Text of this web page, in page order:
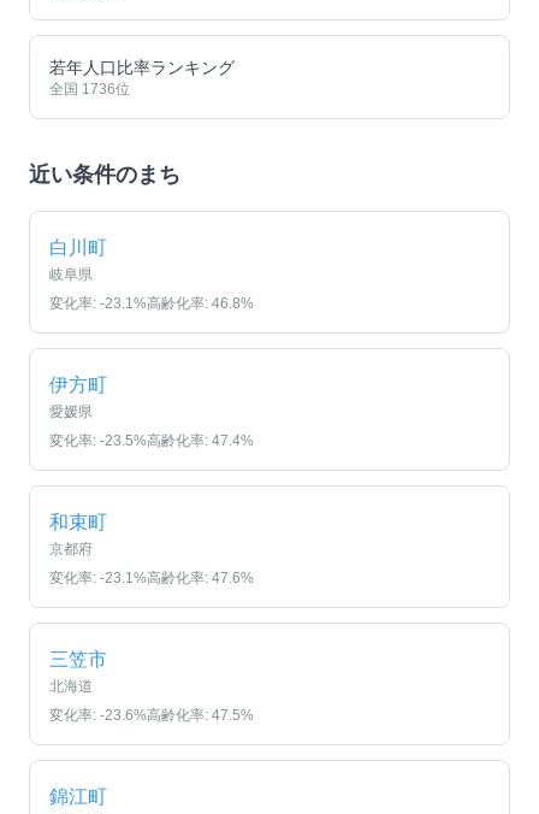
若年人口比率ランキング
全国 1736位
近い条件のまち
白川町
岐阜県
変化率: -23.1%高齢化率: 46.8%
伊方町
愛媛県
変化率: -23.5%高齢化率: 47.4%
和束町
京都府
変化率: -23.1%高齢化率: 47.6%
三笠市
北海道
変化率: -23.6%高齢化率: 47.5%
錦江町